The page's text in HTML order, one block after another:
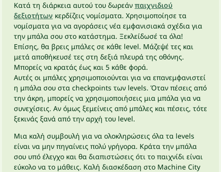
Κατά τη διάρκεια αυτού του δωρεάν παιχνιδιού
δεξιοτήτων κερδίζεις νομίσματα. Χρησιμοποίησε τα
νομίσματα για να αγοράσεις νέα εμφανισιακά σχέδια για
την μπάλα σου στο κατάστημα. Ξεκλείδωσέ τα όλα!
Επίσης, θα βρεις μπάλες σε κάθε level. Μάζεψέ τες και
μετά αποθήκευσέ τες στη δεξιά πλευρά της οθόνης.
Μπορείς να κρατάς έως και 5 κάθε φορά.
Αυτές οι μπάλες χρησιμοποιούνται για να επανεμφανιστεί
η μπάλα σου στα checkpoints των levels. Όταν πέσεις από
την άκρη, μπορείς να χρησιμοποιήσεις μια μπάλα για να
συνεχίσεις. Αν όμως ξεμείνεις από μπάλες και πέσεις, τότε
ξεκινάς ξανά από την αρχή του level.
Μια καλή συμβουλή για να ολοκληρώσεις όλα τα levels
είναι να μην πηγαίνεις πολύ γρήγορα. Κράτα την μπάλα
σου υπό έλεγχο και θα διαπιστώσεις ότι το παιχνίδι είναι
εύκολο να το μάθεις. Καλή διασκέδαση στο Machine City